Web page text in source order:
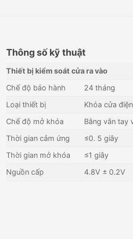
Thông số kỹ thuật
Thiết bị kiểm soát cửa ra vào
Chế độ bảo hành
24 tháng
Loại thiết bị
Khóa cửa
Chế độ mở khóa
Bằng vân tay
Thời gian cảm ứng
≤0. 5 giây
Thời gian mở khóa
≤1 giây
Nguồn cấp
4.8V ± 0.2V